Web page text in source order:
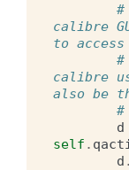
calibre
to access
calibre
also be
d
self .
d .